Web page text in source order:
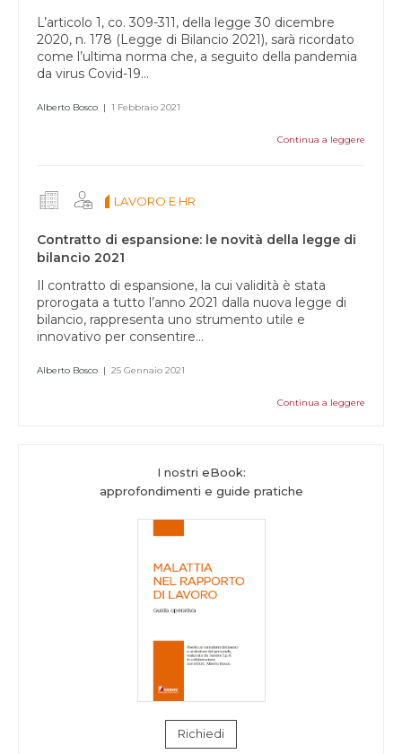
L’articolo 1, co. 309-311, della legge 30 dicembre
2020, n. 178 (Legge di Bilancio 2021), sarà ricordato
come l’ultima norma che, a seguito della pandemia
da virus Covid-19...
Alberto Bosco | 1 Febbraio 2021
Continua a leggere
LAVORO E HR
Contratto di espansione: le novità della legge di
bilancio 2021
Il contratto di espansione, la cui validità è stata
prorogata a tutto l’anno 2021 dalla nuova legge di
bilancio, rappresenta uno strumento utile e
innovativo per consentire...
Alberto Bosco | 25 Gennaio 2021
Continua a leggere
I nostri eBook:
approfondimenti e guide pratiche
Richiedi